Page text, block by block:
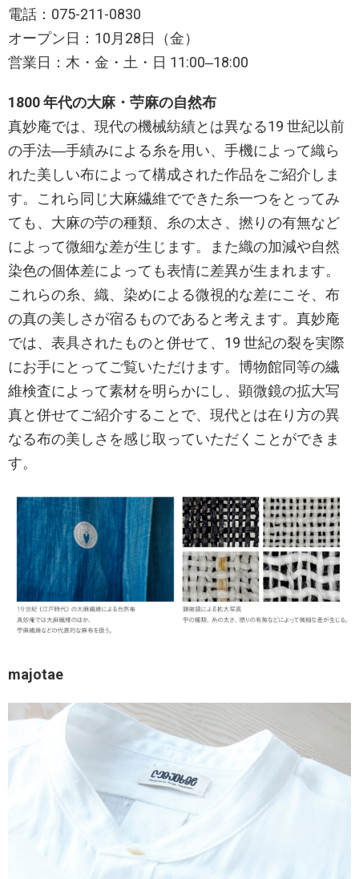
電話：075-211-0830
オープン日：10月28日（金）
営業日：木・金・土・日 11:00‒18:00
1800 年代の大麻・苧麻の自然布
真妙庵では、現代の機械紡績とは異なる19 世紀以前
の手法―手績みによる糸を用い、手機によって織ら
れた美しい布によって構成された作品をご紹介しま
す。これら同じ大麻繊維でできた糸一つをとってみ
ても、大麻の苧の種類、糸の太さ、撚りの有無など
によって微細な差が生じます。また織の加減や自然
染色の個体差によっても表情に差異が生まれます。
これらの糸、織、染めによる微視的な差にこそ、布
の真の美しさが宿るものであると考えます。真妙庵
では、表具されたものと併せて、19 世紀の裂を実際
にお手にとってご覧いただけます。博物館同等の繊
維検査によって素材を明らかにし、顕微鏡の拡大写
真と併せてご紹介することで、現代とは在り方の異
なる布の美しさを感じ取っていただくことができま
す。
majotae